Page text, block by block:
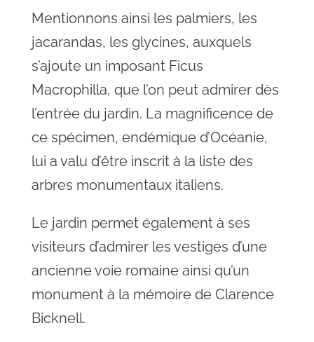
Mentionnons ainsi les palmiers, les
jacarandas, les glycines, auxquels
s’ajoute un imposant Ficus
Macrophilla, que l’on peut admirer dès
l’entrée du jardin. La magnificence de
ce spécimen, endémique d’Océanie,
lui a valu d’être inscrit à la liste des
arbres monumentaux italiens.
Le jardin permet également à ses
visiteurs d’admirer les vestiges d’une
ancienne voie romaine ainsi qu’un
monument à la mémoire de Clarence
Bicknell.